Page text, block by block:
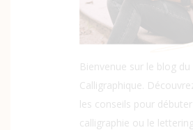
Bienvenue sur le blog du
Calligraphique.
les conseils pour
calligraphie ou le